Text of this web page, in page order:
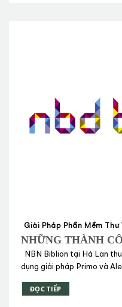
Giải Pháp Phần Mềm Thư
NHỮNG THÀNH
HÀ LAN TRONG
GIẢI PHÁP TỪ EX
NBN Biblion tại Hà Lan
dụng giải pháp Primo và
ĐỌC TIẾP